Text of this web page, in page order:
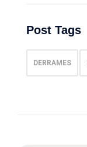
Post Tags
DERRAMES